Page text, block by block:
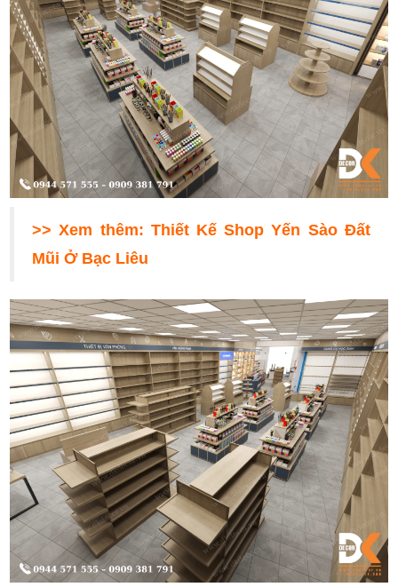
>> Xem thêm: Thiết Kế Shop Yến Sào Đất
Mũi Ở Bạc Liêu